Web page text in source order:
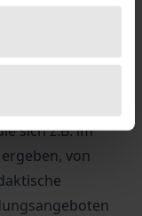
in Bezug auf
Jahre
in
sich z.B. im
von